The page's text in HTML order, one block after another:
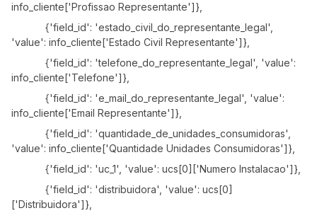
info_cliente['Profissao Representante']},
{'field_id': 'estado_civil_do_representante_legal',
'value': info_cliente['Estado Civil Representante']},
{'field_id': 'telefone_do_representante_legal', 'value':
info_cliente['Telefone']},
{'field_id': 'e_mail_do_representante_legal', 'value':
info_cliente['Email Representante']},
{'field_id': 'quantidade_de_unidades_consumidoras',
'value': info_cliente['Quantidade Unidades Consumidoras']},
{'field_id': 'uc_1', 'value': ucs[0]['Numero Instalacao']},
{'field_id': 'distribuidora', 'value': ucs[0]
['Distribuidora']},